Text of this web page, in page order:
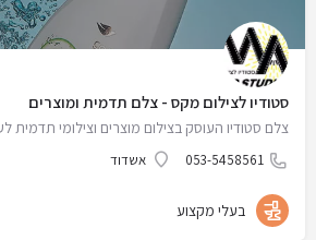
סטודיו לצילום מקס - צלם תדמית ומוצרים
צלם סטודיו העוסק בצילום מוצרים וצילומי תדמית
053-5458561 אשדוד
בעלי מקצוע